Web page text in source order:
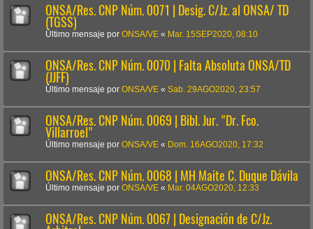
ONSA/Res. CNP Núm. 0071 | Desig. C/Jz. al ONSA/ TD
(TGSS)
Último mensaje por ONSA/VE « Mar. 15SEP2020, 08:10
ONSA/Res. CNP Núm. 0070 | Falta Absoluta ONSA/TD
(JJFF)
Último mensaje por ONSA/VE « Sab. 29AGO2020, 23:57
ONSA/Res. CNP Núm. 0069 | Bibl. Jur. "Dr. Fco.
Villarroel"
Último mensaje por ONSA/VE « Dom. 16AGO2020, 17:32
ONSA/Res. CNP Núm. 0068 | MH Maite C. Duque Dávila
Último mensaje por ONSA/VE « Mar. 04AGO2020, 12:33
ONSA/Res. CNP Núm. 0067 | Designación de C/Jz.